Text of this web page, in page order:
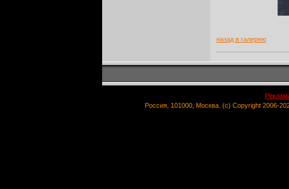
назад в галерею
Россия, 101000, Москва. (c) Copyright 2006-